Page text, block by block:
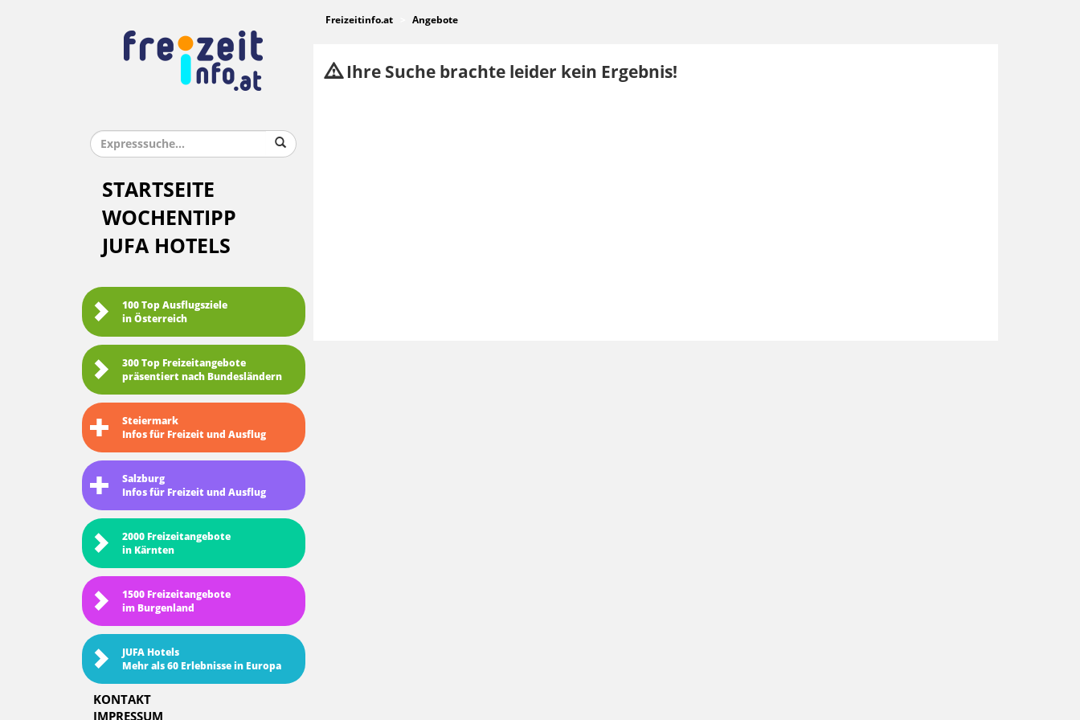
STARTSEITE
WOCHENTIPP
JUFA HOTELS
100 Top Ausflugsziele
in Österreich
300 Top Freizeitangebote
präsentiert nach Bundesländern
Steiermark
Infos für Freizeit und Ausflug
Salzburg
Infos für Freizeit und Ausflug
2000 Freizeitangebote
in Kärnten
1500 Freizeitangebote
im Burgenland
JUFA Hotels
Mehr als 60 Erlebnisse in Europa
KONTAKT
IMPRESSUM
Freizeitinfo.at Angebote
Ihre Suche brachte leider kein Ergebnis!